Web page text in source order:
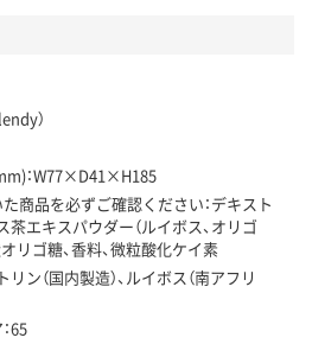
）
：W77×D41×H185
品を必ずご確認ください：デキスト
茶エキスパウダー（ルイボス、オリゴ
リゴ糖、香料、微粒酸化ケイ素
ン（国内製造）、ルイボス（南アフリ
65